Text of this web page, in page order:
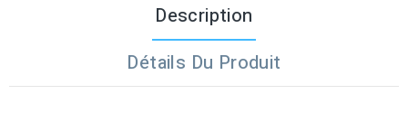
Description
Détails Du Produit